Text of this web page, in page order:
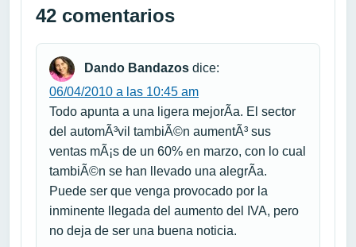
42 comentarios
Dando Bandazos dice:
06/04/2010 a las 10:45 am
Todo apunta a una ligera mejorÃ­a. El sector
del automÃ³vil tambiÃ©n aumentÃ³ sus
ventas mÃ¡s de un 60% en marzo, con lo cual
tambiÃ©n se han llevado una alegrÃ­a.
Puede ser que venga provocado por la
inminente llegada del aumento del IVA, pero
no deja de ser una buena noticia.